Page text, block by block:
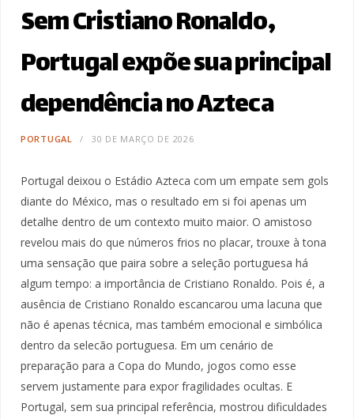
Sem Cristiano Ronaldo,
Portugal expõe sua principal
dependência no Azteca
PORTUGAL 30 DE MARÇO DE 2026
Portugal deixou o Estádio Azteca com um empate sem gols
diante do México, mas o resultado em si foi apenas um
detalhe dentro de um contexto muito maior. O amistoso
revelou mais do que números frios no placar, trouxe à tona
uma sensação que paira sobre a seleção portuguesa há
algum tempo: a importância de Cristiano Ronaldo. Pois é, a
ausência de Cristiano Ronaldo escancarou uma lacuna que
não é apenas técnica, mas também emocional e simbólica
dentro da selecão portuguesa. Em um cenário de
preparação para a Copa do Mundo, jogos como esse
servem justamente para expor fragilidades ocultas. E
Portugal, sem sua principal referência, mostrou dificuldades